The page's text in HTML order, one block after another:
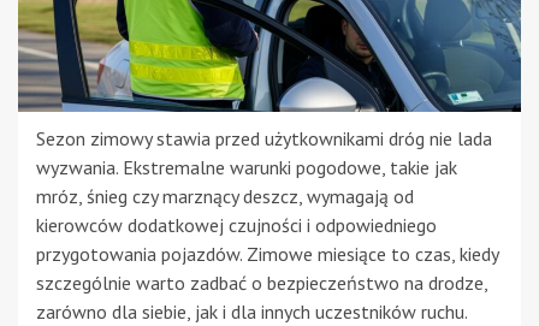
Sezon zimowy stawia przed użytkownikami dróg nie lada
wyzwania. Ekstremalne warunki pogodowe, takie jak
mróz, śnieg czy marznący deszcz, wymagają od
kierowców dodatkowej czujności i odpowiedniego
przygotowania pojazdów. Zimowe miesiące to czas, kiedy
szczególnie warto zadbać o bezpieczeństwo na drodze,
zarówno dla siebie, jak i dla innych uczestników ruchu.